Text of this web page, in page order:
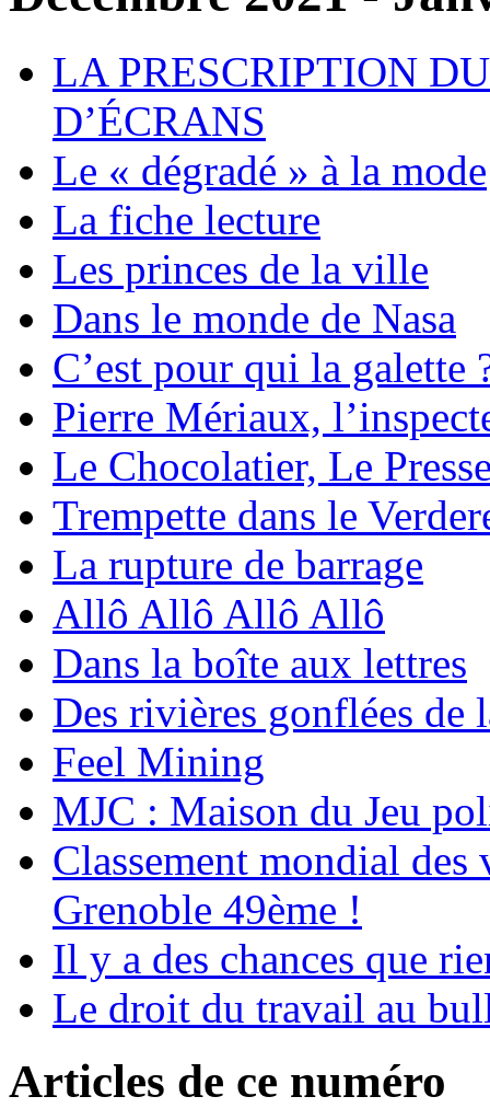
LA PRESCRIPTION
D’ÉCRANS
Le « dégradé » à la mode
La fiche lecture
Les princes de la ville
Dans le monde de Nasa
C’est pour qui la galette
Pierre Mériaux,
Le Chocolatier, Le
Trempette dans le
La rupture de barrage
Allô Allô Allô Allô
Dans la boîte aux lettres
Des rivières gonflées de
Feel Mining
MJC : Maison du Jeu
Classement mondial
Grenoble 49ème !
Il y a des chances que
Le droit du travail au
Articles de ce numéro